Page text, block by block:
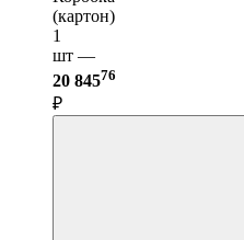
(картон)
1
шт —
20 84576
₽